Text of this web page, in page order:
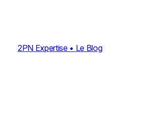
2PN Expertise • Le Blog